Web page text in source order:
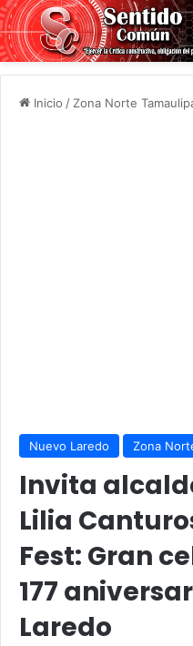
Inicio / Zona Norte
Nuevo Laredo Zona
Invita
Lilia
Fest: Gran
177
Laredo